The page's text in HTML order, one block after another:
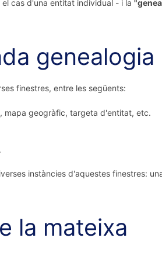
cas d'una entitat individual - i la
genealogia
finestres, entre les següents:
mapa geogràfic, targeta d'entitat, etc.
instàncies d'aquestes finestres:
la mateixa